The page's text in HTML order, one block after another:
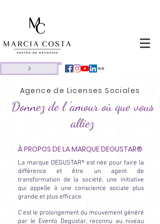
Agence de LicensesSociales
Donnez de l 'amour où que vous
alliez
À PROPOS DE LA MARQUE DEGUSTAR®
La marque DEGUSTAR® est née pour faire la
différence et être un agent de
transformation de la société, une initiative
qui appelle à une conscience sociale plus
grande et plus efficace.
C'est le prolongement du mouvement généré
par le Evento Degustar, reconnu au niveau